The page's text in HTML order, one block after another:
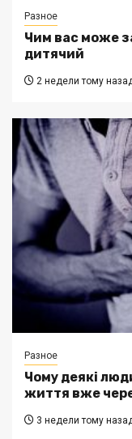
Разное
Чим вас може
дитячий
2 недели тому
Разное
Чому деякі
життя вже
3 недели тому